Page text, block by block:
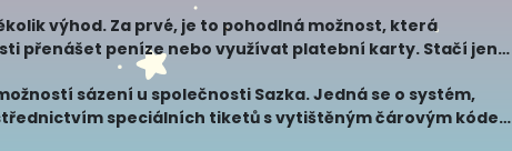
výhod. Za prvé, je to pohodlná možnost, která
přenášet peníze nebo využívat platební karty. Stačí jen
sázení u společnosti Sazka. Jedná se o systém,
speciálních tiketů s vytištěným čárovým kódem.